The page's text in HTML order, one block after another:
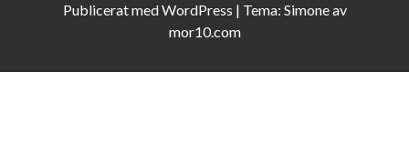
Publicerat medWordPress | Tema: Simoneav
mor10.com